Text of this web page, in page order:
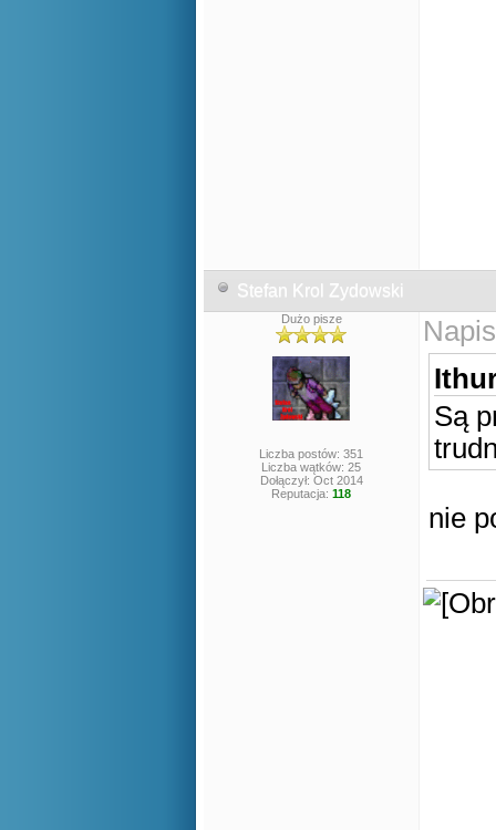
Stefan Krol Zydowski
Dużo pisze
Liczba postów: 351
Liczba wątków: 25
Dołączył: Oct 2014
Reputacja: 118
Są
nie